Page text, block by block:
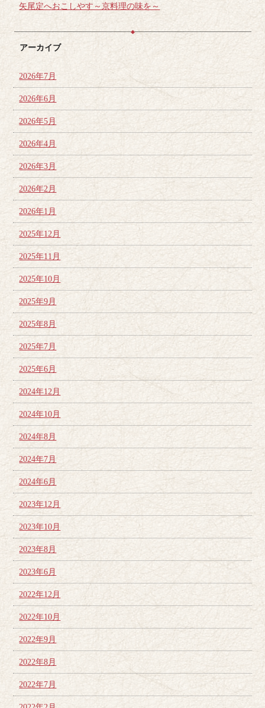
矢尾定へおこしやす～京料理の味を～
アーカイブ
2026年7月
2026年6月
2026年5月
2026年4月
2026年3月
2026年2月
2026年1月
2025年12月
2025年11月
2025年10月
2025年9月
2025年8月
2025年7月
2025年6月
2024年12月
2024年10月
2024年8月
2024年7月
2024年6月
2023年12月
2023年10月
2023年8月
2023年6月
2022年12月
2022年10月
2022年9月
2022年8月
2022年7月